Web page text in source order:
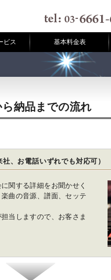
ビス 基本料金表
納品までの流れ
社、お電話いずれでも対応可）
関する詳細をお聞かせく
曲の音源、譜面、セッテ
当しますので、お客さま